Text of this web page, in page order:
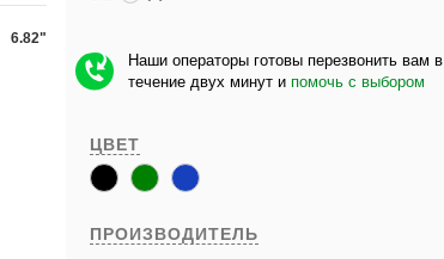
6.82"
Наши операторы готовы перезвонить вам в
течение двух минут и помочь с выбором
ЦВЕТ
ПРОИЗВОДИТЕЛЬ